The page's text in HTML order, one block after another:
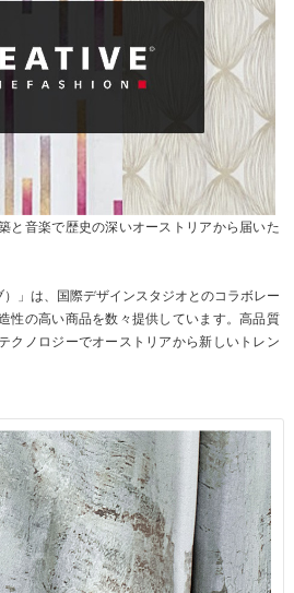
と音楽で歴史の深いオーストリアから届いた
）」は、国際デザインスタジオとのコラボレー
性の高い商品を数々提供しています。高品質
クノロジーでオーストリアから新しいトレン